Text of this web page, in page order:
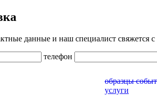
данные и наш специалист свяжется
телефон
образцы
услуги